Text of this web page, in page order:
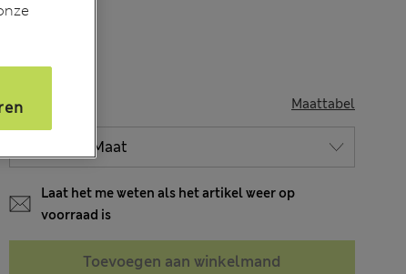
MAAT Maattabel
Laat het me weten als het artikel weer op
voorraad is
Toevoegen aan winkelmand